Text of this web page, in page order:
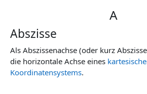
A
Abszisse
Als Abszissenachse (oder kurz
die horizontale Achse eines
Koordinatensystems.